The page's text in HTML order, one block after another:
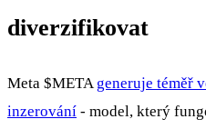
diverzifikovat
Meta $META generuje téměř
inzerování - model, který